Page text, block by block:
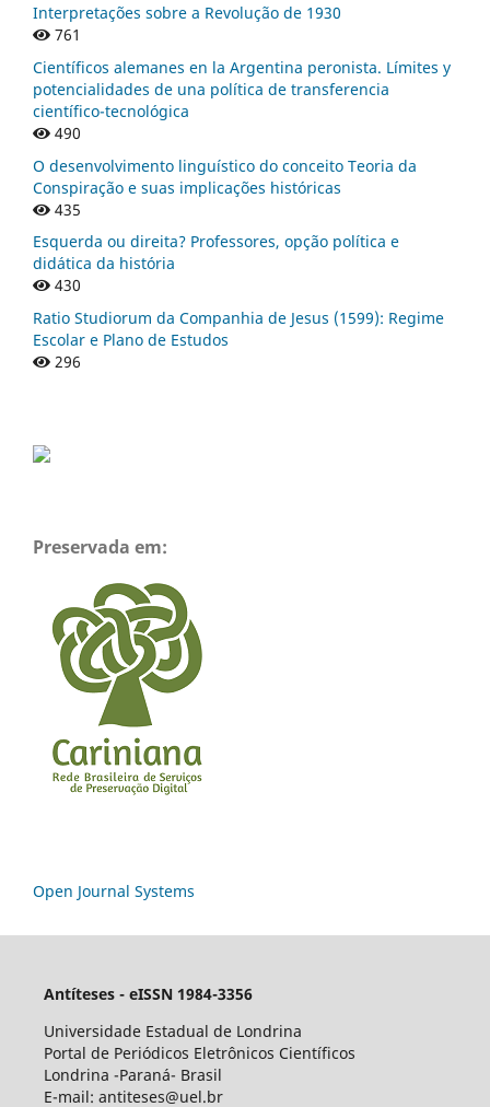
Interpretações sobre a Revolução de 1930
761
Científicos alemanes en la Argentina peronista. Límites y
potencialidades de una política de transferencia
científico-tecnológica
490
O desenvolvimento linguístico do conceito Teoria da
Conspiração e suas implicações históricas
435
Esquerda ou direita? Professores, opção política e
didática da história
430
Ratio Studiorum da Companhia de Jesus (1599): Regime
Escolar e Plano de Estudos
296
Preservada em:
Open Journal Systems
Antíteses - eISSN 1984-3356
Universidade Estadual de Londrina
Portal de Periódicos Eletrônicos Científicos
Londrina -Paraná- Brasil
E-mail: antiteses@uel.br